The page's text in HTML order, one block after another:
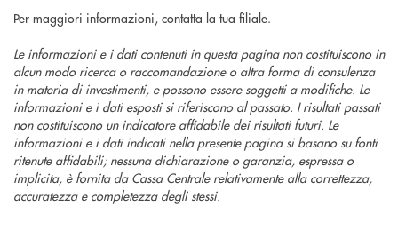
Per maggiori informazioni, contatta la tua filiale.
Le informazioni e i dati contenuti in questa pagina non costituiscono in
alcun modo ricerca o raccomandazione o altra forma di consulenza
in materia di investimenti, e possono essere soggetti a modifiche. Le
informazioni e i dati esposti si riferiscono al passato. I risultati passati
non costituiscono un indicatore affidabile dei risultati futuri. Le
informazioni e i dati indicati nella presente pagina si basano su fonti
ritenute affidabili; nessuna dichiarazione o garanzia, espressa o
implicita, è fornita da Cassa Centrale relativamente alla correttezza,
accuratezza e completezza degli stessi.